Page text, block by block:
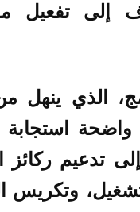
إلى تفعيل
الذي
واضحة
ركائز
وتكريس